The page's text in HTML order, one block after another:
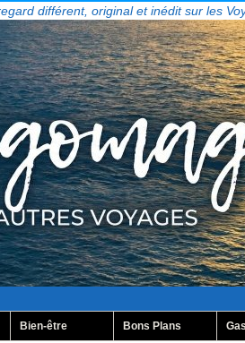
différent, original et inédit sur les
Bien-être Bons Plans